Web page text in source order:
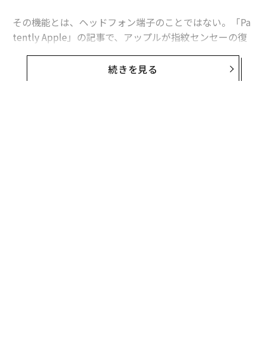
その機能とは、ヘッドフォン端子のことではない。「Pa
tently Apple」の記事で、アップルが指紋センセーの復
活を検討中であると報じられた。この指紋センサーは新
世代のものになるという。続きを見る